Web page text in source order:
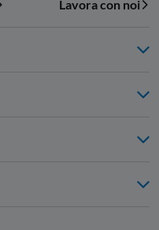
Lavora con noi